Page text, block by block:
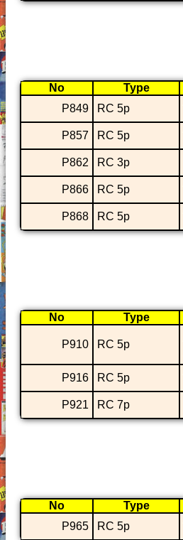
No Type
P849
RC 5p
P857 RC 5p
P862 RC 3p
P866 RC 5p
P868 RC 5p
No Type
P910 RC 5p
P916 RC 5p
P921 RC 7p
No Type
P965
RC 5p